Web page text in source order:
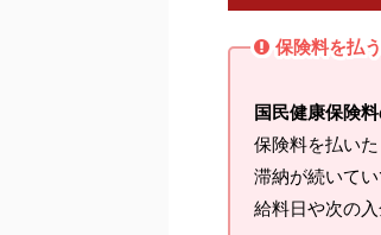
保険料を払
国民健康保険
保険料を払い
滞納が続いてい
給料日や次の